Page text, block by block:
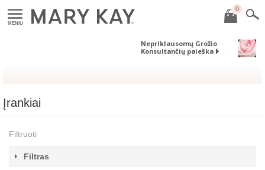
MENIU
0
Nepriklausomų Grožio
Konsultančių paieška
Įrankiai
Filtruoti
Filtras